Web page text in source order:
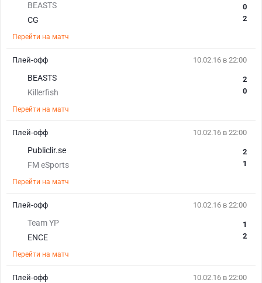
BEASTS
CG
0
2
Перейти на матч
10.02.16 в 22:00
BEASTS
Killerfish
2
0
Перейти на матч
Плей-офф
10.02.16 в 22:00
Publiclir.se
FM eSports
2
1
Перейти на матч
Плей-офф
10.02.16 в 22:00
Team YP
ENCE
1
2
Перейти на матч
Плей-офф
10.02.16 в 22:00
Плей-офф